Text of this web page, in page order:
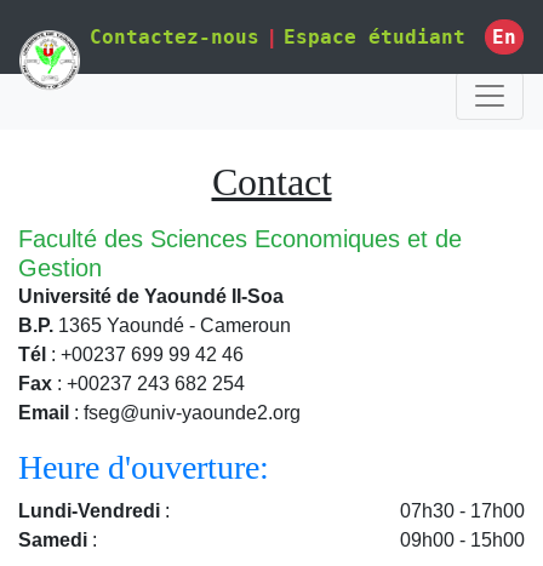
Contactez-nous Espace étudiant En
Contact
Faculté des Sciences Economiques et de
Gestion
Université de Yaoundé II-Soa
B.P. 1365 Yaoundé - Cameroun
Tél : +00237 699 99 42 46
Fax : +00237 243 682 254
Email : fseg@univ-yaounde2.org
Heure d'ouverture:
Lundi-Vendredi :
07h30 - 17h00
Samedi : 09h00 - 15h00